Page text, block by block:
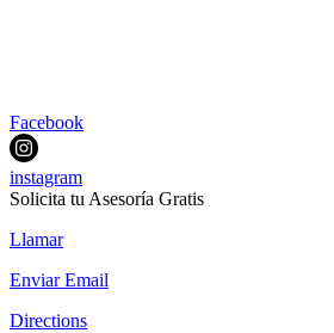
Facebook
instagram
Solicita tu Asesoría Gratis
Llamar
Enviar Email
Directions